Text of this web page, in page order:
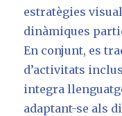
estratègies
dinàmiques
En conjunt, es
d’activitats
integra
adaptant-se als